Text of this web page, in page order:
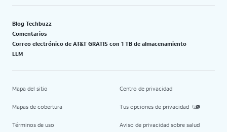
Blog Techbuzz
Comentarios
Correo electrónico de AT&T GRATIS con 1 TB de almacenamiento
LLM
Mapa del sitio
Mapas de cobertura
Términos de uso
Centro de privacidad
Tus opciones de privacidad
Aviso de privacidad sobre salud